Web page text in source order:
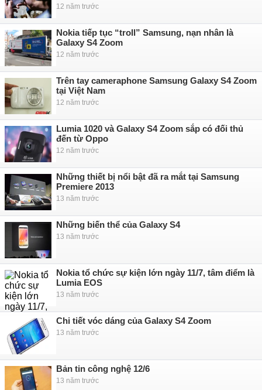
12 năm trước
Nokia tiếp tục “troll” Samsung, nạn nhân là
Galaxy S4 Zoom
12 năm trước
Trên tay cameraphone Samsung Galaxy S4 Zoom
tại Việt Nam
12 năm trước
Lumia 1020 và Galaxy S4 Zoom sắp có đối thủ
đến từ Oppo
12 năm trước
Những thiết bị nổi bật đã ra mắt tại Samsung
Premiere 2013
13 năm trước
Những biến thể của Galaxy S4
13 năm trước
Nokia tổ chức sự kiện lớn ngày 11/7, tâm điểm là
Lumia EOS
13 năm trước
Chi tiết vóc dáng của Galaxy S4 Zoom
13 năm trước
Bản tin công nghệ 12/6
13 năm trước